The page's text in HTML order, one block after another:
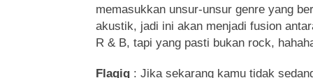
memasukkan unsur-unsur genre yang
akustik, jadi ini akan menjadi fusion
R & B, tapi yang pasti bukan rock,
Flagig : Jika sekarang kamu tidak